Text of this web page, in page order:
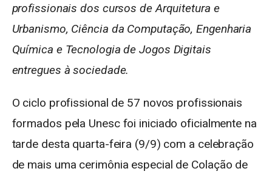
profissionais dos cursos de Arquitetura e
Urbanismo, Ciência da Computação, Engenharia
Química e Tecnologia de Jogos Digitais
entregues à sociedade.
O ciclo profissional de 57 novos profissionais
formados pela Unesc foi iniciado oficialmente na
tarde desta quarta-feira (9/9) com a celebração
de mais uma cerimônia especial de Colação de